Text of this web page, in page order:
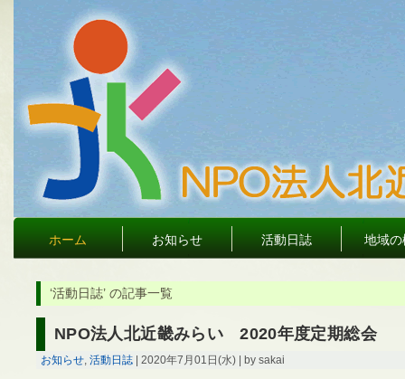
ホーム お知らせ 活動日誌 地域の
‘活動日誌’ の記事一覧
NPO法人北近畿みらい 2020年度定期総会
お知らせ, 活動日誌 | 2020年7月01日(水) | by sakai